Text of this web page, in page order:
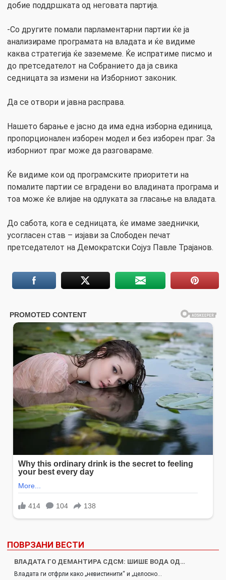
добие поддршката од неговата партија.
-Со другите помали парламентарни партии ќе ја
анализираме програмата на владата и ќе видиме
каква стратегија ќе заземеме. Ќе испратиме писмо и
до претседателот на Собранието да ја свика
седницата за измени на Изборниот законик.
Да се отвори и јавна расправа.
Нашето барање е јасно да има една изборна единица,
пропорционален изборен модел и без изборен праг. За
изборниот праг може да разговараме.
Ќе видиме кои од програмските приоритети на
помалите партии се вградени во владината програма и
тоа може ќе влијае на одлуката за гласање на владата.
До сабота, кога е седницата, ќе имаме заеднички,
усогласен став – изјави за Слободен печат
претседателот на Демократски Сојуз Павле Трајанов.
ПОВРЗАНИ ВЕСТИ
ВЛАДАТА ГО ДЕМАНТИРА СДСМ: ШИШЕ ВОДА ОД…
Владата ги отфрли како „невистинити“ и „целосно…